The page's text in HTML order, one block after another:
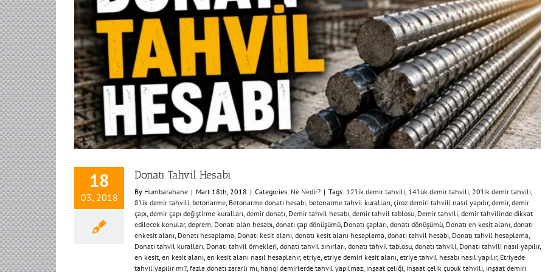
18
03, 2018
Donatı Tahvil Hesabı
By Humbarahane | Mart 18th, 2018 | Categories: Ne Nedir? | Tags: 12’lik demir tahvili 14’lük demir tahvili 20’lik demir tahvili
8’lik demir tahvili betonarme Betonarme donatı hesabı betonarme tahvil kuralları çiroz demiri tahvili nasıl yapılır, demir, demir
çapı demir çapı değiştirme kuralları demir donatı Demir tahvil hesabı demir tahvil tablosu Demir tahvili demir tahvilinde dikkat
edilecek konular, deprem Donatı alan hesabı donatı çap dönüşümü Donatı çapları donatı dönüşümü Donatı en kesit alanı donatı
enkesit alanı Donatı hesaplama Donatı kesit alanı donatı kesit alanı hesaplama donatı tahvil hesabı Donatı tahvil hesaplama
Donatı tahvil kuralları Donatı tahvil örnekleri donatı tahvil sınırları donatı tahvil tablosu donatı tahvili Donatı tahvili nasıl yapılır,
en kesit en kesit alanı en kesit alanı nasıl hesaplanır, etriye etriye demiri kesit alanı etriye tahvil hesabı nasıl yapılır, Etriyede
tahvil yapılır mı? fazla donatı zararlı mı hangi demirlerde tahvil yapılmaz inşaat çeliği inşaat çelik çubuk tahvili inşaat demiri